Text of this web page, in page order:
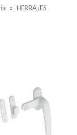
» HERRAJES